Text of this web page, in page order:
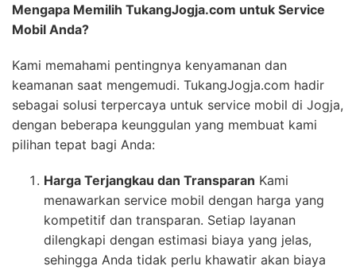
Mengapa Memilih TukangJogja.com untuk Service
Mobil Anda?
Kami memahami pentingnya kenyamanan dan
keamanan saat mengemudi. TukangJogja.com hadir
sebagai solusi terpercaya untuk service mobil di Jogja,
dengan beberapa keunggulan yang membuat kami
pilihan tepat bagi Anda:
Harga Terjangkau dan Transparan Kami
menawarkan service mobil dengan harga yang
kompetitif dan transparan. Setiap layanan
dilengkapi dengan estimasi biaya yang jelas,
sehingga Anda tidak perlu khawatir akan biaya